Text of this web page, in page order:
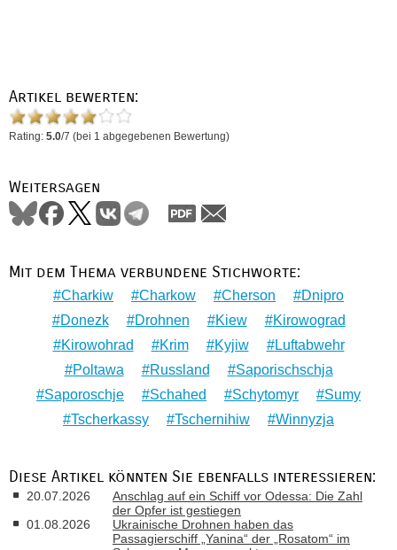
Artikel bewerten:
Rating: 5.0/7 (bei 1 abgegebenen Bewertung)
Weitersagen
Mit dem Thema verbundene Stichworte:
Charkiw Charkow Cherson
Dnipro
Donezk
Drohnen Kiew
Kirowograd
Kirowohrad
Krim Kyjiw
Luftabwehr
Poltawa
Russland
Saporischschja
Saporoschje
Schahed Schytomyr
Sumy
Tscherkassy
Tschernihiw Winnyzja
Diese Artikel könnten Sie ebenfalls interessieren:
20.07.2026
Anschlag auf ein Schiff vor Odessa: Die Zahl
der Opfer ist gestiegen
01.08.2026
Ukrainische Drohnen haben das
Passagierschiff „Yanina“ der „Rosatom“ im